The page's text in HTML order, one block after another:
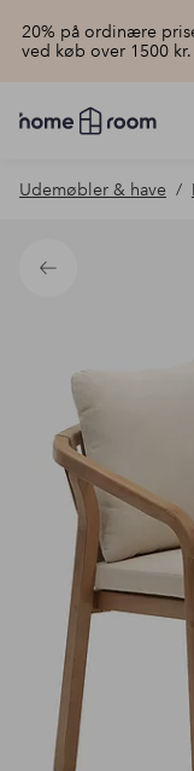
20% på ordinære
ved køb over 1500 kr.
Homeroom
–
hjemmet
pris
Udemøbler & have
Tilbage